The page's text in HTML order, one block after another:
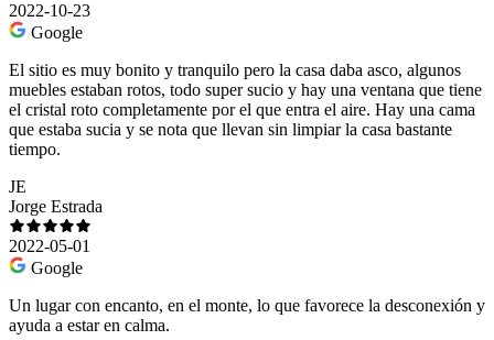
2022-10-23
Google
El sitio es muy bonito y tranquilo pero la casa daba asco, algunos
muebles estaban rotos, todo super sucio y hay una ventana que tiene
el cristal roto completamente por el que entra el aire. Hay una cama
que estaba sucia y se nota que llevan sin limpiar la casa bastante
tiempo.
JE
Jorge Estrada
2022-05-01
Google
Un lugar con encanto, en el monte, lo que favorece la desconexión y
ayuda a estar en calma.